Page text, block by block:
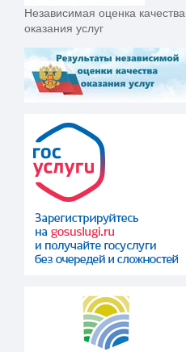
Независимая оценка
оказания услуг